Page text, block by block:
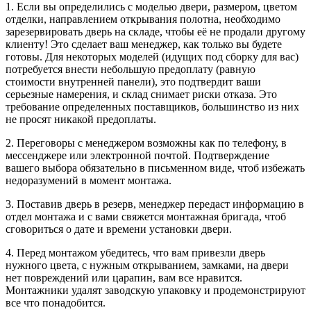
1. Если вы определились с моделью двери, размером, цветом
отделки, направлением открывания полотна, необходимо
зарезервировать дверь на складе, чтобы её не продали другому
клиенту! Это сделает ваш менеджер, как только вы будете
готовы. Для некоторых моделей (идущих под сборку для вас)
потребуется внести небольшую предоплату (равную
стоимости внутренней панели), это подтвердит ваши
серьезные намерения, и склад снимает риски отказа. Это
требование определенных поставщиков, большинство из них
не просят никакой предоплаты.
2. Переговоры с менеджером возможны как по телефону, в
мессенджере или электронной почтой. Подтверждение
вашего выбора обязательно в письменном виде, чтоб избежать
недоразумений в момент монтажа.
3. Поставив дверь в резерв, менеджер передаст информацию в
отдел монтажа и с вами свяжется монтажная бригада, чтоб
сговориться о дате и времени установки двери.
4. Перед монтажом убедитесь, что вам привезли дверь
нужного цвета, с нужным открыванием, замками, на двери
нет повреждений или царапин, вам все нравится.
Монтажники удалят заводскую упаковку и продемонстрируют
все что понадобится.